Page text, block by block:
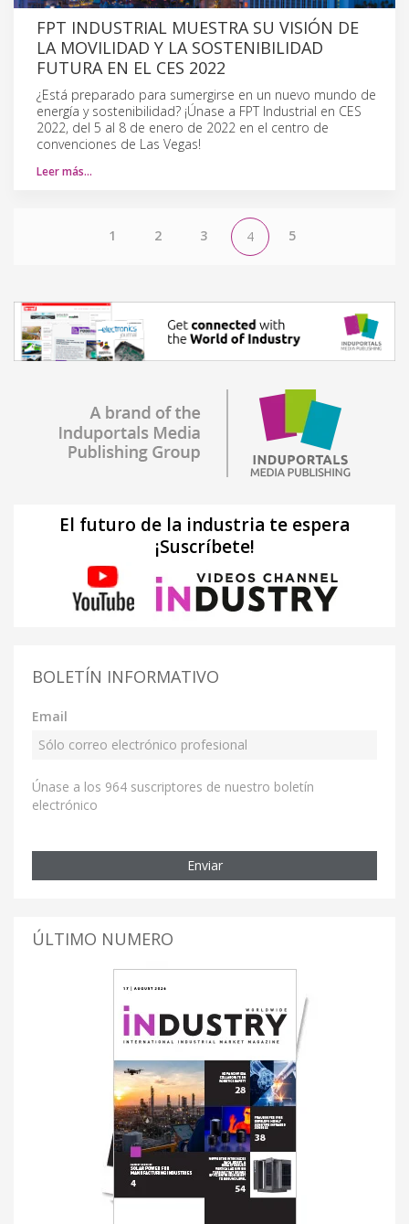
FPT INDUSTRIAL MUESTRA SU VISIÓN DE
LA MOVILIDAD Y LA SOSTENIBILIDAD
FUTURA EN EL CES 2022
¿Está preparado para sumergirse en un nuevo mundo de
energía y sostenibilidad? ¡Únase a FPT Industrial en CES
2022, del 5 al 8 de enero de 2022 en el centro de
convenciones de Las Vegas!
Leer más…
1 2 3 4 5
El futuro de la industria te espera
¡Suscríbete!
BOLETÍN INFORMATIVO
Email
Únase a los 964 suscriptores de nuestro boletín
electrónico
Enviar
ÚLTIMO NUMERO